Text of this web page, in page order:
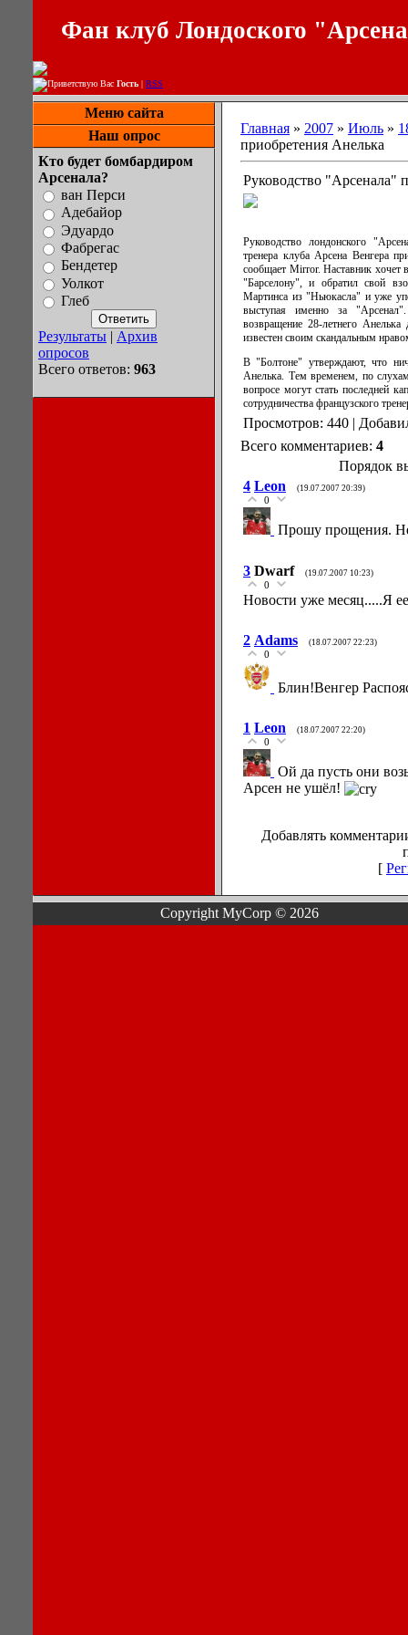
Фан клуб Лондоского
Приветствую Вас Гость | RSS
Меню сайта
Наш опрос
Кто будет бомбардиром
Арсенала?
ван Перси
Адебайор
Эдуардо
Фабрегас
Бендетер
Уолкот
Глеб
Результаты | Архив
опросов
Всего ответов: 963
Главная » 2007 » Июль »
приобретения Анелька
Руководство "Арсенала"
Руководство лондонского
тренера клуба Арсена Венгера
сообщает Mirror. Наставник хочет
"Барселону", и обратил свой
Мартинса из "Ньюкасла" и уже
выступая именно за
возвращение 28-летнего
известен своим скандальным
В "Болтоне" утверждают, что
Анелька. Тем временем, по
вопросе могут стать последней
сотрудничества французского
Просмотров: 440 |
Всего комментариев: 4
Порядок
4 Leon (19.07.2007 20:39)
0
Прошу прощения. Не
3 Dwarf (19.07.2007 10:23)
0
Новости уже месяц.....Я
2 Adams (18.07.2007 22:23)
0
Блин!Венгер
1 Leon (18.07.2007 22:20)
0
Ой да пусть они
Арсен не ушёл!
Добавлять
[
Copyright MyCorp © 2026